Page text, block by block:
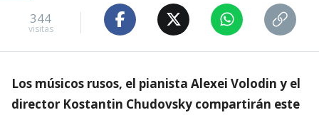
344
visitas
Los músicos rusos, el pianista Alexei Volodin y el
director Kostantin Chudovsky compartirán este